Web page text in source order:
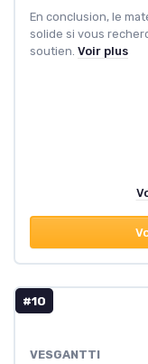
En conclusion, le
solide si vous
soutien. Voir plus
#10
‎VESGANTTI